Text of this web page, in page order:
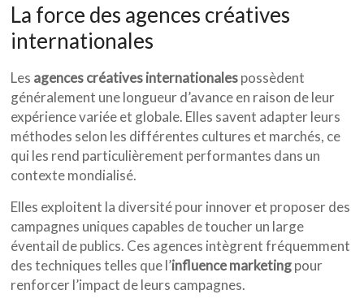
La force des agences créatives
internationales
Les agences créatives internationalespossèdent
généralement une longueur d’avance en raison de leur
expérience variée et globale. Elles savent adapter leurs
méthodes selon les différentes cultures et marchés, ce
qui les rend particulièrement performantes dans un
contexte mondialisé.
Elles exploitent la diversité pour innover et proposer des
campagnes uniques capables de toucher un large
éventail de publics. Ces agences intègrent fréquemment
des techniques telles que l’influence marketingpour
renforcer l’impact de leurs campagnes.